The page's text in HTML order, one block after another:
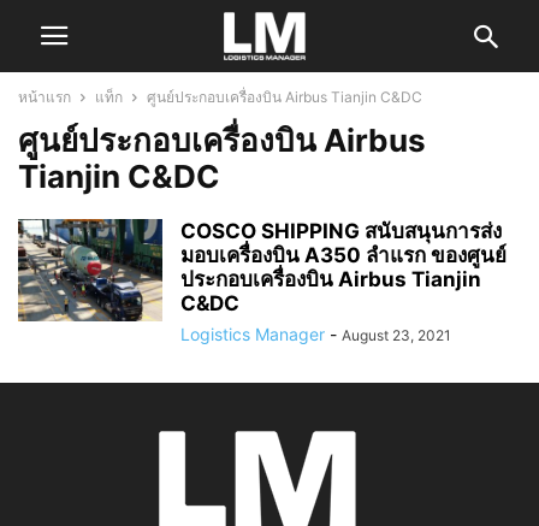
หน้าแรก แท็ก ศูนย์ประกอบเครื่องบิน Airbus Tianjin C&DC
ศูนย์ประกอบเครื่องบิน Airbus
Tianjin C&DC
COSCO SHIPPING สนับสนุนการส่ง
มอบเครื่องบิน A350 ลำแรก ของศูนย์
ประกอบเครื่องบิน Airbus Tianjin
C&DC
Logistics Manager - August 23, 2021